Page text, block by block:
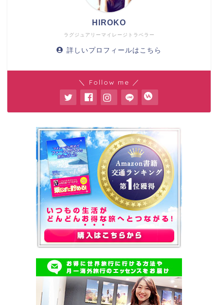
ラグジュアリーマイレージトラベラー
HIROKO
詳しいプロフィールはこちら
＼ Follow me ／